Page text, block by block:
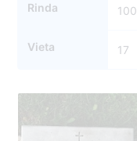
Rinda 100
Vieta 17